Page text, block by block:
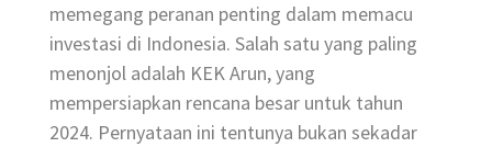
memegang peranan penting dalam memacu
investasi di Indonesia. Salah satu yang paling
menonjol adalah KEK Arun, yang
mempersiapkan rencana besar untuk tahun
2024. Pernyataan ini tentunya bukan sekadar